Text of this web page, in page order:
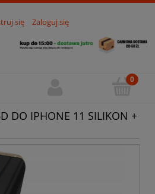
się Zaloguj się
DO IPHONE 11 SILIKON +